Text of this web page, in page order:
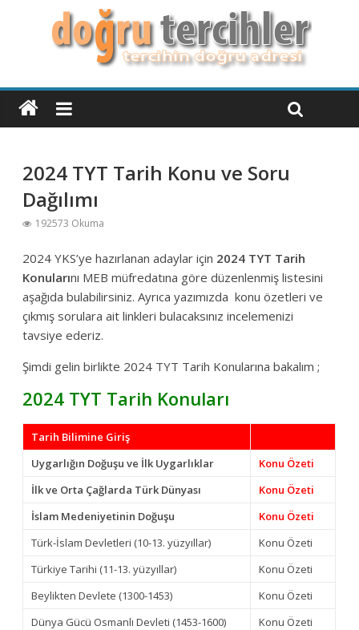
2024 TYT Tarih Konu ve Soru
Dağılımı
192573 Okuma
2024 YKS’ye hazırlanan adaylar için 2024 TYT Tarih
Konularını MEB müfredatına göre düzenlenmiş listesini
aşağıda bulabilirsiniz. Ayrıca yazımızda konu özetleri ve
çıkmış sorulara ait linkleri bulacaksınız incelemenizi
tavsiye ederiz.
Şimdi gelin birlikte 2024 TYT Tarih Konularına bakalım ;
2024 TYT Tarih Konuları
Tarih Bilimine Giriş
Uygarlığın Doğuşu ve İlk Uygarlıklar
Konu Özeti
İlk ve Orta Çağlarda Türk Dünyası
Konu Özeti
İslam Medeniyetinin Doğuşu
Konu Özeti
Türk-İslam Devletleri (10-13. yüzyıllar)
Konu Özeti
Türkiye Tarihi (11-13. yüzyıllar)
Konu Özeti
Beylikten Devlete (1300-1453)
Konu Özeti
Dünya Gücü Osmanlı Devleti (1453-1600)
Konu Özeti